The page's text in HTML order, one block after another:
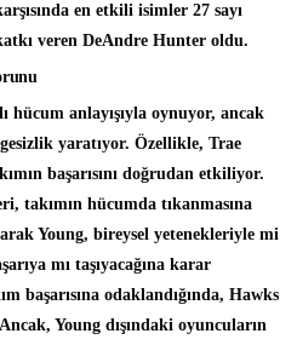
en etkili isimler 27 sayı
veren DeAndre Hunter oldu.
anlayışıyla oynuyor, ancak
yaratıyor. Özellikle, Trae
başarısını doğrudan etkiliyor.
takımın hücumda tıkanmasına
Young, bireysel yetenekleriyle mi
mı taşıyacağına karar
başarısına odaklandığında, Hawks
Young dışındaki oyuncuların